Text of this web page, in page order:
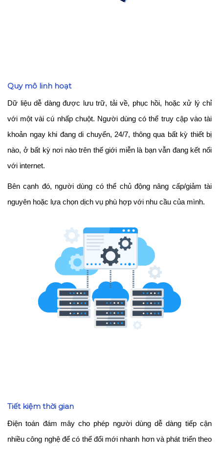
Quy mô linh hoạt
Dữ liệu dễ dàng được lưu trữ, tải về, phục hồi, hoặc xử lý chỉ
với một vài cú nhấp chuột. Người dùng có thể truy cập vào tài
khoản ngay khi đang di chuyển, 24/7, thông qua bất kỳ thiết bị
nào, ở bất kỳ nơi nào trên thế giới miễn là bạn vẫn đang kết nối
với internet.
Bên cạnh đó, người dùng có thể chủ động nâng cấp/giảm tài
nguyên hoặc lựa chọn dịch vụ phù hợp với nhu cầu của mình.
Tiết kiệm thời gian
Điện toán đám mây cho phép người dùng dễ dàng tiếp cận
nhiều công nghệ để có thể đổi mới nhanh hơn và phát triển theo